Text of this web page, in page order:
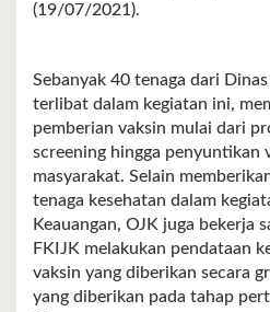
(19/07/2021).
Sebanyak 40 tenaga dari
terlibat dalam kegiatan ini,
pemberian vaksin mulai dari
screening hingga penyuntikan
masyarakat. Selain
tenaga kesehatan dalam
Keauangan, OJK juga bekerja
FKIJK melakukan pendataan
vaksin yang diberikan secara
yang diberikan pada tahap